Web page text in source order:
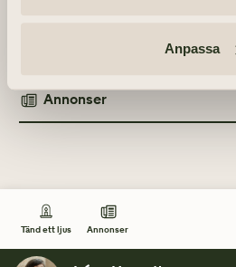
Anpassa
Tänd ett ljus Annonser
TÄND ETT LJUS
Annonser